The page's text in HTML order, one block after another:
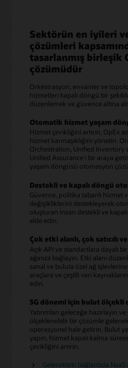
Sektörün en iyileri
çözümleri
tasarlanmış birleşik
çözümüdür
Orkestrasyon, envanter ve
hizmetleri kapalı döngü bir
düzenlemek ve güvence altına
Otomatik hizmet yaşam
Hizmet çevikliğini artırın, OpEx
hizmet karmaşıklığını yönetin.
Orchestration, Unified Inventory
Unified Assurance'ı bir araya
yaşam döngüsü otomasyon
Destekli ve kapalı döngü
Güvence, politika tabanlı hizmet
değişikliklerini destekleyerek
oluşturan insan destekli ve
elde edin.
Çok etki alanlı, çok satıcılı
Açık API ve standartlara dayalı
ağınıza bağlayın. Etki alanı
sanal ve buluta özel ağ
araçlara ve çeşitli veri
edin.
5G dönemi için bulut ölçekli
Yatırımları geleceğe hazırlayın
ölçeklenebilir bir çözümle
operasyonel hale getirin. Bulut
yapın, hizmet kapalı kalma
çevikliğini artırın.
Gelecekteki bağlantıda